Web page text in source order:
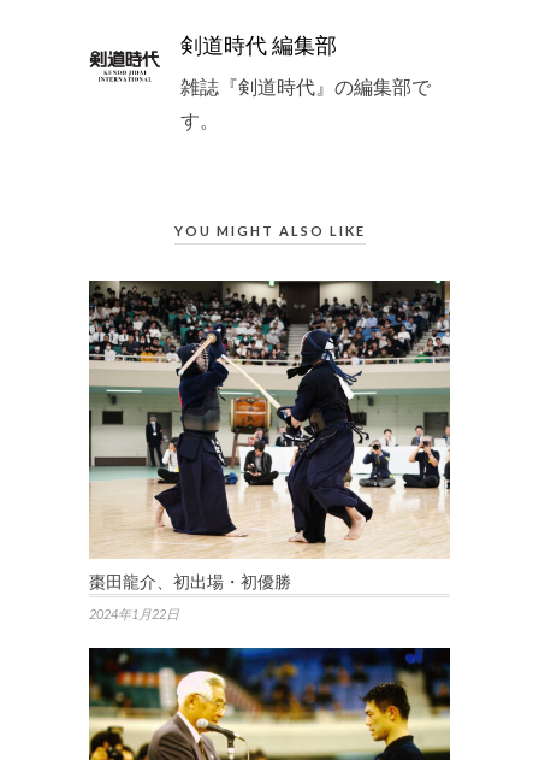
剣道時代 編集部
雑誌『剣道時代』の編集部で
す。
YOU MIGHT ALSO LIKE
棗田龍介、初出場・初優勝
2024年1月22日